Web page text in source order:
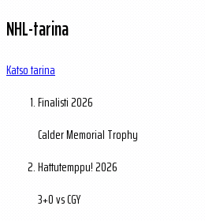
NHL-tarina
Katso tarina
Finalisti2026
Calder Memorial Trophy
Hattutemppu!2026
3+0 vs CGY